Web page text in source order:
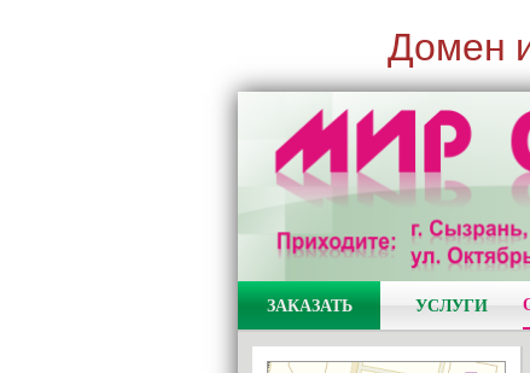
Домен
ЗАКАЗАТЬ УСЛУГИ